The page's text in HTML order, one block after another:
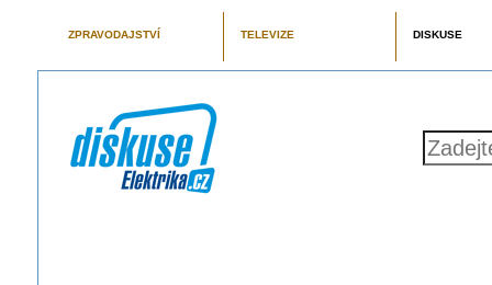
ZPRAVODAJSTVÍ TELEVIZE DISKUSE